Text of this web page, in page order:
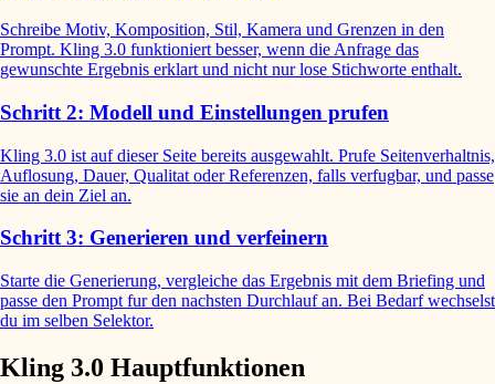
Schreibe Motiv, Komposition, Stil, Kamera und Grenzen in den
Prompt. Kling 3.0 funktioniert besser, wenn die Anfrage das
gewunschte Ergebnis erklart und nicht nur lose Stichworte enthalt.
Schritt 2: Modell und Einstellungen prufen
Kling 3.0 ist auf dieser Seite bereits ausgewahlt. Prufe Seitenverhaltnis,
Auflosung, Dauer, Qualitat oder Referenzen, falls verfugbar, und passe
sie an dein Ziel an.
Schritt 3: Generieren und verfeinern
Starte die Generierung, vergleiche das Ergebnis mit dem Briefing und
passe den Prompt fur den nachsten Durchlauf an. Bei Bedarf wechselst
du im selben Selektor.
Kling 3.0 Hauptfunktionen